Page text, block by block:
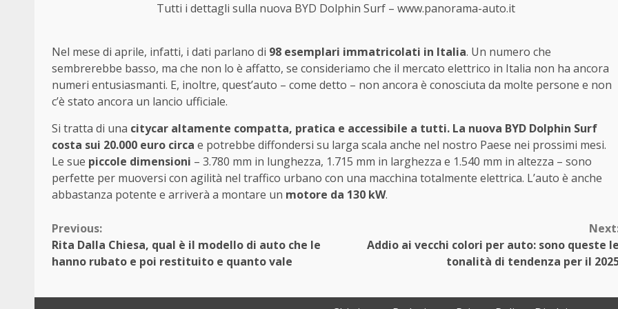
Tutti i dettagli sulla nuova BYD Dolphin Surf – www.panorama-auto.it
Nel mese di aprile, infatti, i dati parlano di 98 esemplari immatricolati in Italia. Un numero che
sembrerebbe basso, ma che non lo è affatto, se consideriamo che il mercato elettrico in Italia non ha ancora
numeri entusiasmanti. E, inoltre, quest’auto – come detto – non ancora è conosciuta da molte persone e non
c’è stato ancora un lancio ufficiale.
Si tratta di una citycar altamente compatta, pratica e accessibile a tutti. La nuova BYD Dolphin Surf
costa sui 20.000 euro circa e potrebbe diffondersi su larga scala anche nel nostro Paese nei prossimi mesi.
Le sue piccole dimensioni – 3.780 mm in lunghezza, 1.715 mm in larghezza e 1.540 mm in altezza – sono
perfette per muoversi con agilità nel traffico urbano con una macchina totalmente elettrica. L’auto è anche
abbastanza potente e arriverà a montare un motore da 130 kW.
Continue
Reading
Previous:
Rita Dalla Chiesa, qual è il modello di auto che le
hanno rubato e poi restituito e quanto vale
Addio ai vecchi colori per auto: sono queste le
tonalità di tendenza per il